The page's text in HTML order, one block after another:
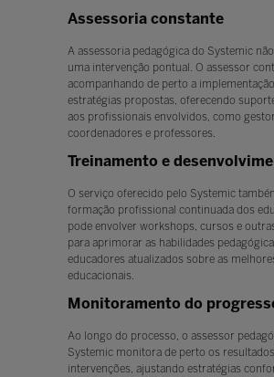
Assessoria constante
A assessoria pedagógica do Systemic
uma intervenção pontual. O assessor
acompanhando de perto a
estratégias propostas, oferecendo
aos profissionais envolvidos, como
coordenadores e professores.
Treinamento e
O serviço oferecido pelo Systemic
formação profissional continuada dos
pode envolver workshops, cursos e
para aprimorar as habilidades
educadores atualizados sobre as
educacionais.
Monitoramento do
Ao longo do processo, o assessor
Systemic monitora de perto os
intervenções, ajustando estratégias